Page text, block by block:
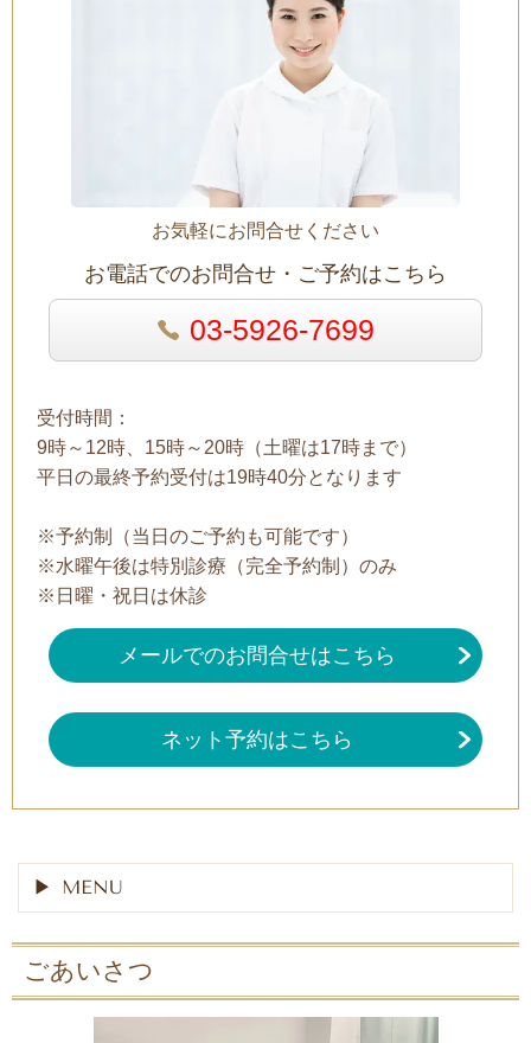
お気軽にお問合せください
お電話でのお問合せ・ご予約はこちら
03-5926-7699
受付時間：
9時～12時、15時～20時（土曜は17時まで）
平日の最終予約受付は19時40分となります
※予約制（当日のご予約も可能です）
※水曜午後は特別診療（完全予約制）のみ
※日曜・祝日は休診
メールでのお問合せはこちら
ネット予約はこちら
MENU
ごあいさつ